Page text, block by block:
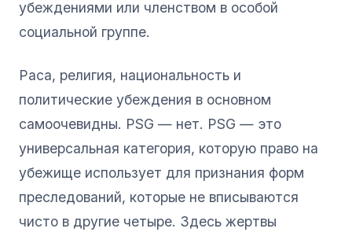
убеждениями или членством в особой
социальной группе.
Раса, религия, национальность и
политические убеждения в основном
самоочевидны. PSG — нет. PSG — это
универсальная категория, которую право на
убежище использует для признания форм
преследований, которые не вписываются
чисто в другие четыре. Здесь жертвы